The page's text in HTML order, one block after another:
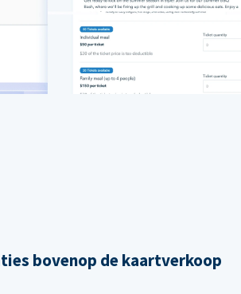
bovenop de kaartverkoop